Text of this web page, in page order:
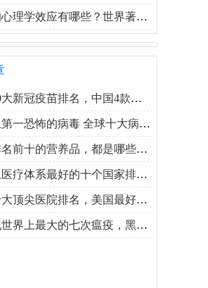
理学效应有哪些？世界著名的十
新冠疫苗排名，中国4款疫苗上榜
一恐怖的病毒 全球十大病毒排名
前十的营养品，都是哪些品牌？
疗体系最好的十个国家排名，美
顶尖医院排名，美国最好医院排
界上最大的七次瘟疫，黑死病排